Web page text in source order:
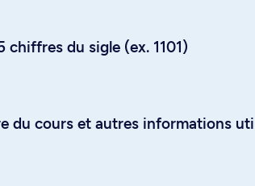
chiffres du sigle (ex. 1101)
du cours et autres informations